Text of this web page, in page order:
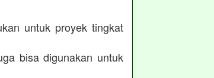
untuk proyek tingkat
bisa digunakan untuk